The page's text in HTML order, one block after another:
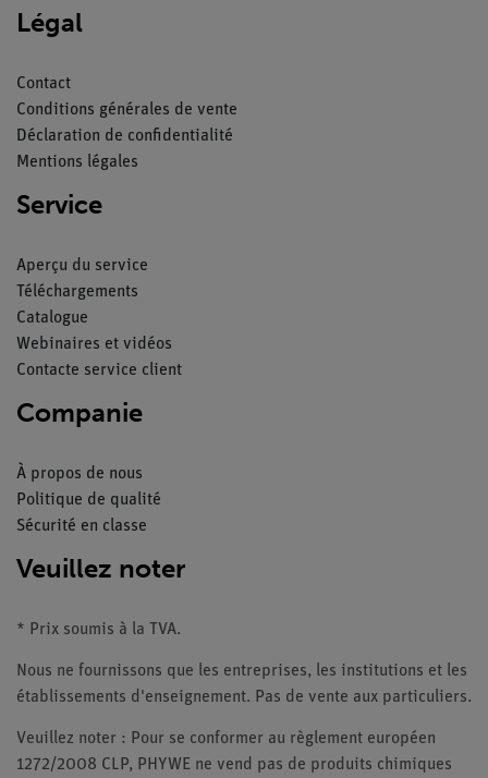
Légal
Contact
Conditions générales de vente
Déclaration de confidentialité
Mentions légales
Service
Aperçu du service
Téléchargements
Catalogue
Webinaires et vidéos
Contacte service client
Companie
À propos de nous
Politique de qualité
Sécurité en classe
Veuillez noter
* Prix soumis à la TVA.
Nous ne fournissons que les entreprises, les institutions et les
établissements d'enseignement. Pas de vente aux particuliers.
Veuillez noter : Pour se conformer au règlement européen
1272/2008 CLP, PHYWE ne vend pas de produits chimiques